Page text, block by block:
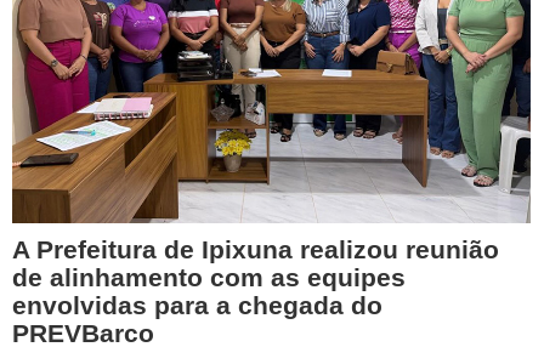
A Prefeitura de Ipixuna realizou reunião
de alinhamento com as equipes
envolvidas para a chegada do
PREVBarco